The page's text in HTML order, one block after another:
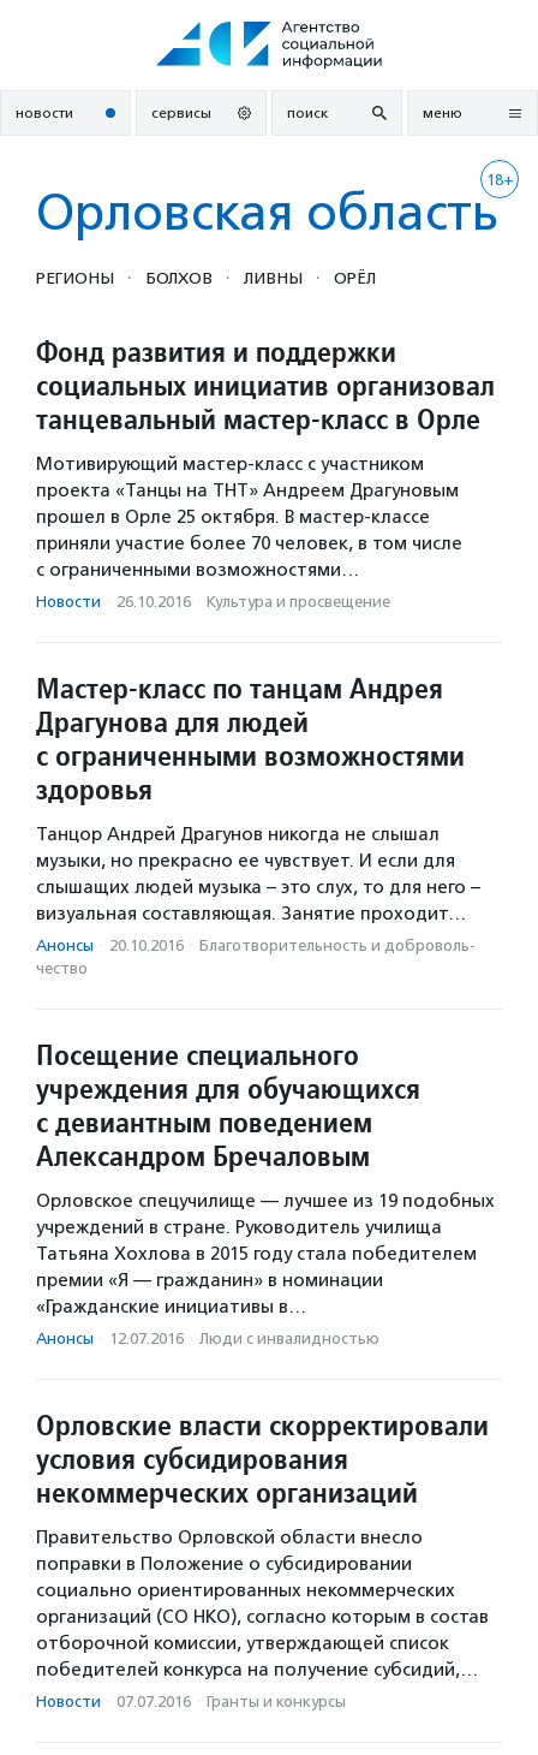
новости сервисы поиск меню
18+
Орловская область
РЕГИОНЫ · БОЛХОВ · ЛИВНЫ · ОРЁЛ
Фонд развития и поддержки
социальных инициатив организовал
танцевальный мастер-класс в Орле
Мотивирующий мастер-класс с участником
проекта «Танцы на ТНТ» Андреем Драгуновым
прошел в Орле 25 октября. В мастер-классе
приняли участие более 70 человек, в том числе
с ограниченными возможностями…
Новости · 26.10.2016 · Культура и просвещение
Мастер-класс по танцам Андрея
Драгунова для людей
с ограниченными возможностями
здоровья
Танцор Андрей Драгунов никогда не слышал
музыки, но прекрасно ее чувствует. И если для
слышащих людей музыка – это слух, то для него –
визуальная составляющая. Занятие проходит…
Анонсы · 20.10.2016 · Благотвори­тель­ность и доброволь­
чест­во
Посещение специального
учреждения для обучающихся
с девиантным поведением
Александром Бречаловым
Орловское спецучилище — лучшее из 19 подобных
учреждений в стране. Руководитель училища
Татьяна Хохлова в 2015 году стала победителем
премии «Я — гражданин» в номинации
«Гражданские инициативы в…
Анонсы · 12.07.2016 · Люди с инвалидностью
Орловские власти скорректировали
условия субсидирования
некоммерческих организаций
Правительство Орловской области внесло
поправки в Положение о субсидировании
социально ориентированных некоммерческих
организаций (СО НКО), согласно которым в состав
отборочной комиссии, утверждающей список
победителей конкурса на получение субсидий,…
Новости · 07.07.2016 · Гранты и конкурсы